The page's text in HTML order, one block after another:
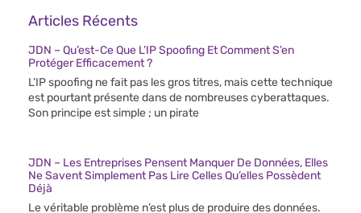
Articles Récents
JDN – Qu’est-Ce Que L’IP Spoofing Et Comment S’en
Protéger Efficacement ?
L’IP spoofing ne fait pas les gros titres, mais cette technique
est pourtant présente dans de nombreuses cyberattaques.
Son principe est simple ; un pirate
JDN – Les Entreprises Pensent Manquer De Données, Elles
Ne Savent Simplement Pas Lire Celles Qu’elles Possèdent
Déjà
Le véritable problème n’est plus de produire des données.